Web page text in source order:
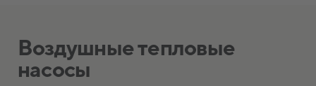
Воздушные тепловые
насосы